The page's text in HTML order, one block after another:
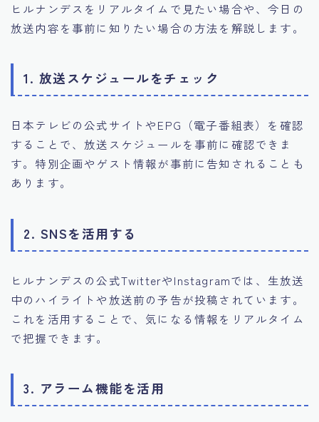
ヒルナンデスをリアルタイムで見たい場合や、今日の
放送内容を事前に知りたい場合の方法を解説します。
1. 放送スケジュールをチェック
日本テレビの公式サイトやEPG（電子番組表）を確認
することで、放送スケジュールを事前に確認できま
す。特別企画やゲスト情報が事前に告知されることも
あります。
2. SNSを活用する
ヒルナンデスの公式TwitterやInstagramでは、生放送
中のハイライトや放送前の予告が投稿されています。
これを活用することで、気になる情報をリアルタイム
で把握できます。
3. アラーム機能を活用